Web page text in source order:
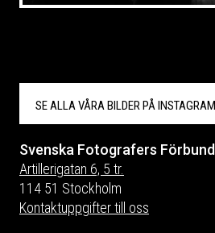
SE ALLA VÅRA BILDER PÅ INSTAGRAM
Svenska Fotografers Förbund
Artillerigatan 6, 5 tr.
114 51 Stockholm
Kontaktuppgifter till oss